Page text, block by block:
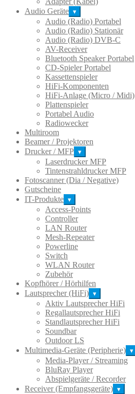
Audio Geräte ▾
Audio (Radio) Portabel
Audio (Radio) Stationär
Audio (Radio) DVB-C
AV-Receiver
Bluetooth Speaker Portabel
CD-Spieler Portabel
Kassettenspieler
HiFi-Komponenten
HiFi-Anlage (Micro / Midi)
Plattenspieler
Portabel Audio
Radiowecker
Multiroom
Beamer / Projektoren
Drucker / MFP ▾
Laserdrucker MFP
Tintenstrahldrucker MFP
Fotoscanner (Dia / Negative)
Gutscheine
IT-Produkte ▾
Access-Points
Controller
LAN Router
Mesh-Repeater
Powerline
Switch
WLAN Router
Zubehör
Kopfhörer / Hörhilfen
Lautsprecher (HiFi) ▾
Aktiv Lautsprecher HiFi
Regallautsprecher HiFi
Standlautsprecher HiFi
Soundbar
Outdoor LS
Multimedia-Geräte (Peripherie) ▾
Media-Player / Streaming
BluRay Player
Abspielgeräte / Recorder
Receiver (Empfangsgeräte) ▾